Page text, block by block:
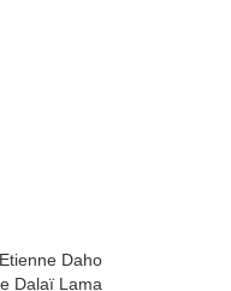
Daho
Dalaï Lama